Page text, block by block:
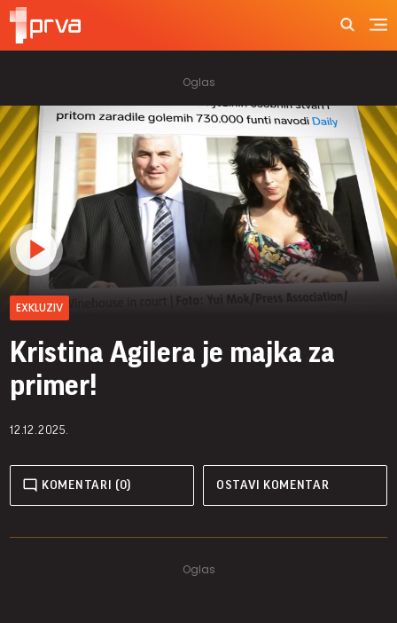
EXKLUZIV
Kristina Agilera je majka za
primer!
12.12.2025.
KOMENTARI (0) OSTAVI KOMENTAR